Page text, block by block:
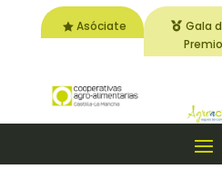
Asóciate
Gala